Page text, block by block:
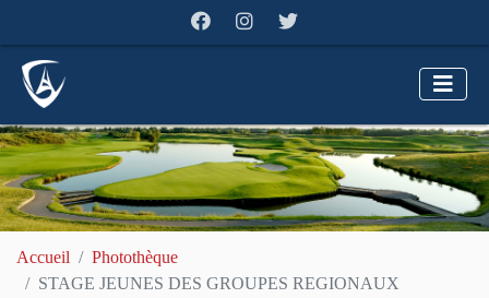
Accueil
Photothèque
STAGE JEUNES DES GROUPES REGIONAUX